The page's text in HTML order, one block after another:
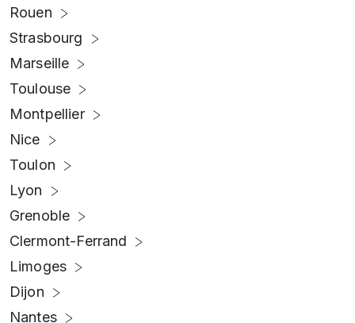
Rouen
Strasbourg
Marseille
Toulouse
Montpellier
Nice
Toulon
Lyon
Grenoble
Clermont-Ferrand
Limoges
Dijon
Nantes